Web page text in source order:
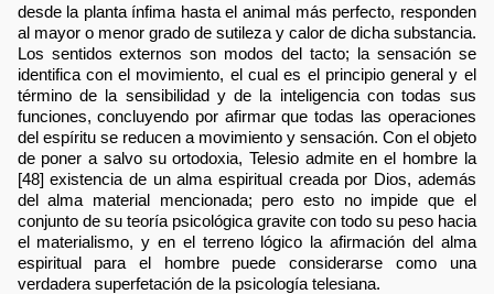
desde la planta ínfima hasta el animal más perfecto, responden
al mayor o menor grado de sutileza y calor de dicha substancia.
Los sentidos externos son modos del tacto; la sensación se
identifica con el movimiento, el cual es el principio general y el
término de la sensibilidad y de la inteligencia con todas sus
funciones, concluyendo por afirmar que todas las operaciones
del espíritu se reducen a movimiento y sensación. Con el objeto
de poner a salvo su ortodoxia, Telesio admite en el hombre la
[48] existencia de un alma espiritual creada por Dios, además
del alma material mencionada; pero esto no impide que el
conjunto de su teoría psicológica gravite con todo su peso hacia
el materialismo, y en el terreno lógico la afirmación del alma
espiritual para el hombre puede considerarse como una
verdadera superfetación de la psicología telesiana.